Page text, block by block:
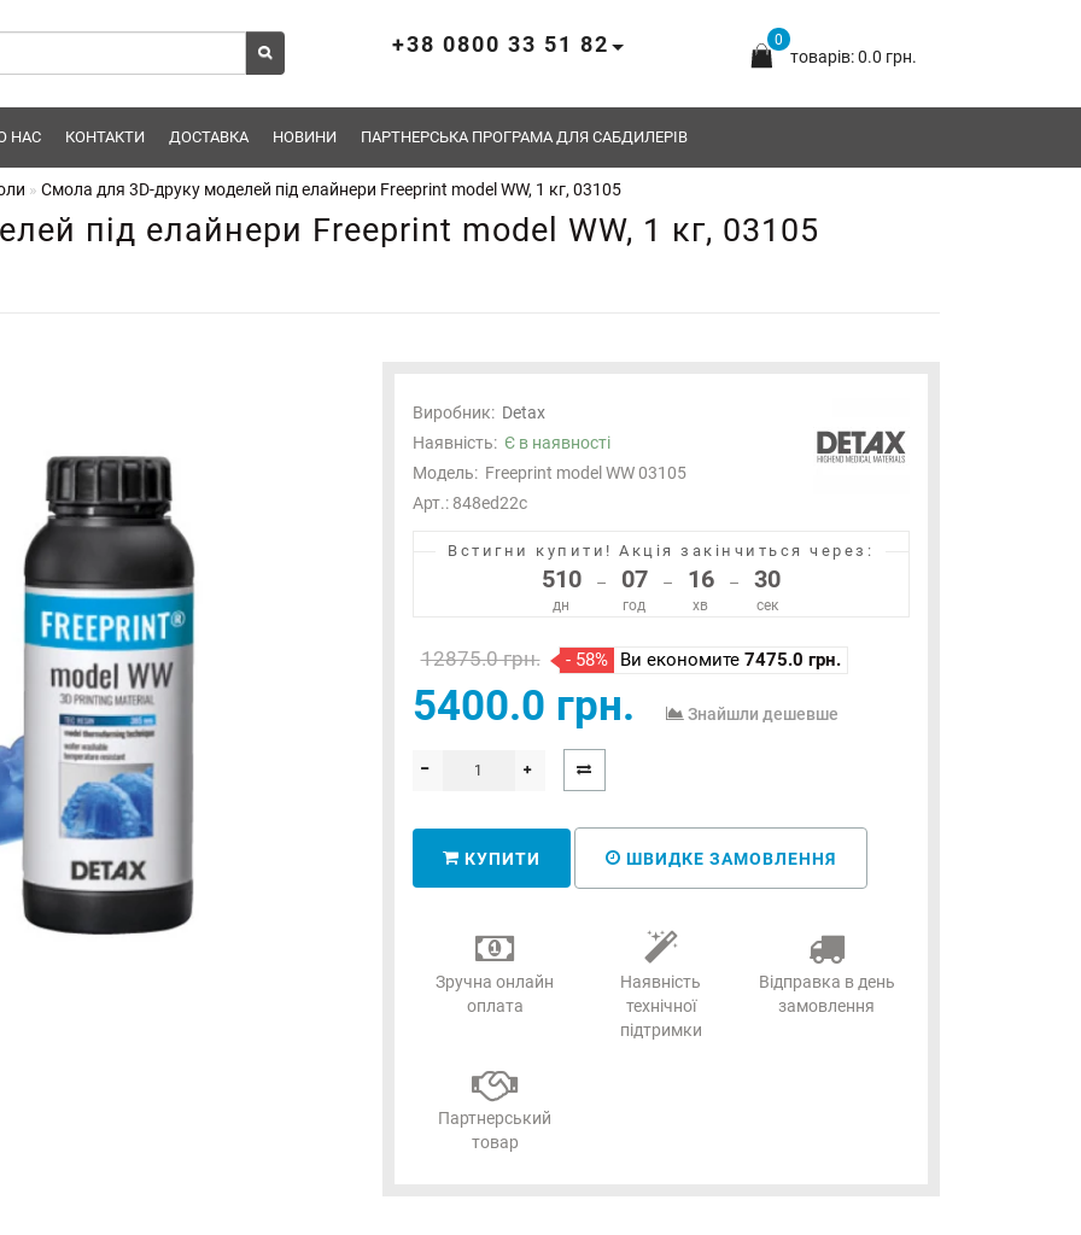
0
товарів: 0.0 грн.
+38 0800 33 51 82
НАС КОНТАКТИ ДОСТАВКА НОВИНИ ПАРТНЕРСЬКА ПРОГРАМА ДЛЯ САБДИЛЕРІВ
Смола для 3D-друку моделей під елайнери Freeprint model WW, 1 кг, 03105
під елайнери Freeprint model WW, 1 кг, 03105
Виробник: Detax
Наявність: Є в наявності
Модель: Freeprint model WW 03105
Арт.: 848ed22c
Встигни купити!Акція закінчиться через:
510
дн
– 07
год
– 16
хв
– 30
сек
12875.0 грн. - 58% Ви економите 7475.0 грн.
5400.0 грн. Знайшли дешевше
КУПИТИ ШВИДКЕ ЗАМОВЛЕННЯ
Зручна онлайн
оплата
Наявність
технічної
підтримки
Відправка в день
замовлення
Партнерський
товар